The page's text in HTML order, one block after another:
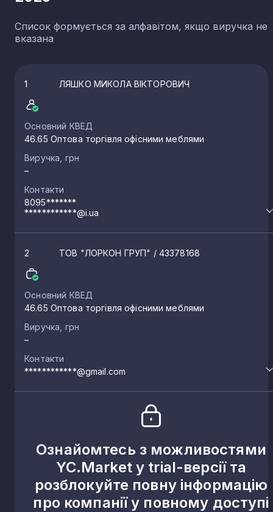
Список формується за алфавітом, якщо виручка не
вказана
1 ЛЯШКО МИКОЛА ВІКТОРОВИЧ
Основний КВЕД
46.65 Оптова торгівля офісними меблями
Виручка, грн
–
Контакти
8095*******
************@i.ua
2 ТОВ "ЛОРКОН ГРУП" / 43378168
Основний КВЕД
46.65 Оптова торгівля офісними меблями
Виручка, грн
–
Контакти
************@gmail.com
Ознайомтесь з можливостями
YC.Market у trial-версії та
розблокуйте повну інформацію
про компанії у повному доступі